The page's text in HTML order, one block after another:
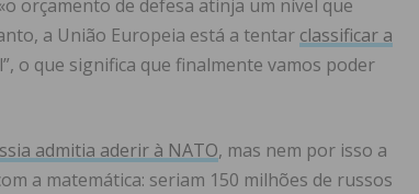
orçamento de defesa atinja um nível que
a União Europeia está a tentar classificar a
o que significa que finalmente vamos poder
admitia aderir à NATO, mas nem por isso a
a matemática: seriam 150 milhões de russos